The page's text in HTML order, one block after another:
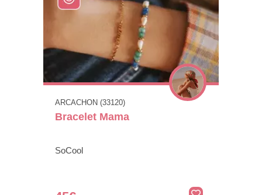
ARCACHON (33120)
Bracelet Mama
SoCool